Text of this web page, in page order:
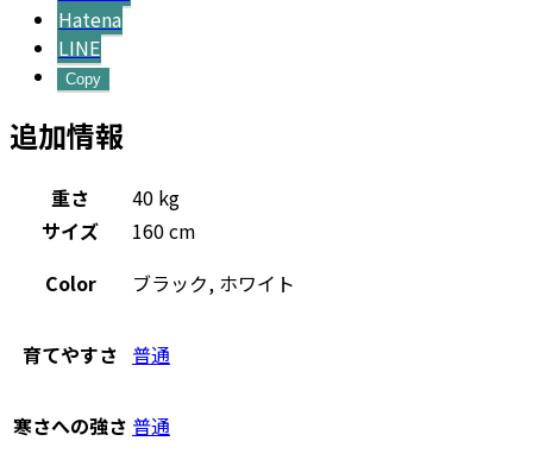
Hatena
LINE
Copy
追加情報
重さ
40 kg
サイズ
160 cm
Color
ブラック, ホワイト
育てやすさ 普通
寒さへの強さ 普通